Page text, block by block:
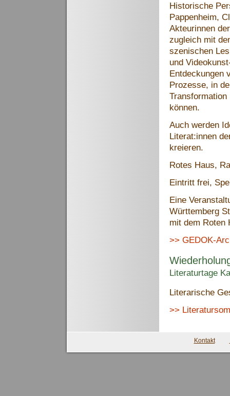
Historische
Pappenheim,
Akteurinnen
zugleich mit
szenischen
und
Entdeckungen
Prozesse, in
können.
Auch werden
Literat:innen
kreieren.
Rotes Haus,
Eintritt frei,
Eine
Württemberg
mit dem Roten
>> GEDOK-
Literaturtage
Literarische
>>
Kontakt